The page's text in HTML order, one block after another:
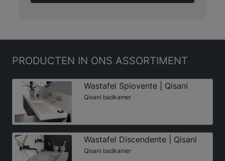
PRODUCTEN IN ONS ASSORTIMENT
Wastafel Spiovente | Qisani
Qisani badkamer
Wastafel Discendente | Qisani
Qisani badkamer